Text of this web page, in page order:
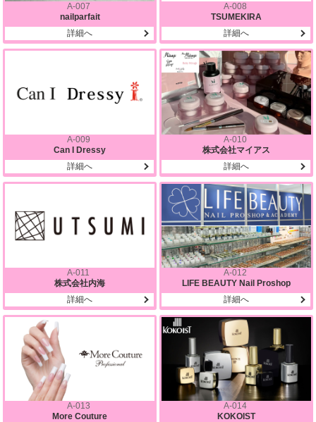
A-007
nailparfait
詳細へ
A-008
TSUMEKIRA
詳細へ
A-009
Can I Dressy
詳細へ
A-010
株式会社マイアス
詳細へ
A-011
株式会社内海
詳細へ
A-012
LIFE BEAUTY Nail Proshop
詳細へ
A-013
More Couture
A-014
KOKOIST